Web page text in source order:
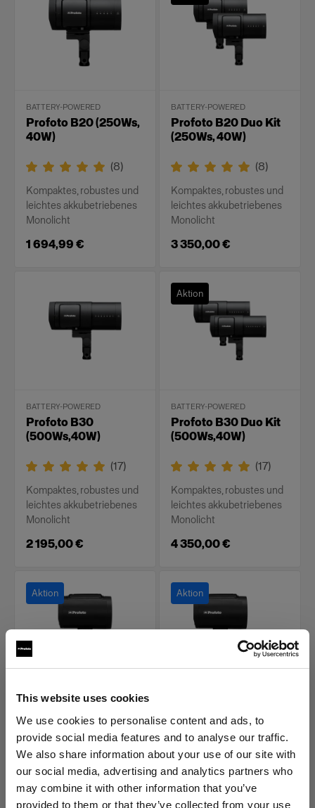
This website uses cookies
We use cookies to personalise content and ads, to
provide social media features and to analyse our traffic.
We also share information about your use of our site with
our social media, advertising and analytics partners who
may combine it with other information that you’ve
provided to them or that they’ve collected from your use
BATTERY-POWERED
Profoto B20 (250Ws,
40W)
(8)
Kompaktes, robustes und
leichtes akkubetriebenes
Monolicht
1 694,99 €
BATTERY-POWERED
Profoto B20 Duo Kit
(250Ws, 40W)
(8)
Kompaktes, robustes und
leichtes akkubetriebenes
Monolicht
3 350,00 €
BATTERY-POWERED
Profoto B30
(500Ws,40W)
(17)
Kompaktes, robustes und
leichtes akkubetriebenes
Monolicht
2 195,00 €
Aktion
BATTERY-POWERED
Profoto B30 Duo Kit
(500Ws,40W)
(17)
Kompaktes, robustes und
leichtes akkubetriebenes
Monolicht
4 350,00 €
Aktion
Profoto A2
234)
Kompaktes,
batteriebetriebenes
Aktion
Profoto A2 Connect
Kit for Canon
Kompaktes,
batteriebetriebenes